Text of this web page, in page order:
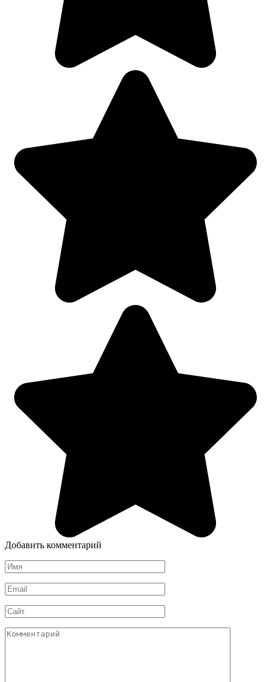
Добавить комментарий
Имя
*
Email
*
Сайт
Комментарий